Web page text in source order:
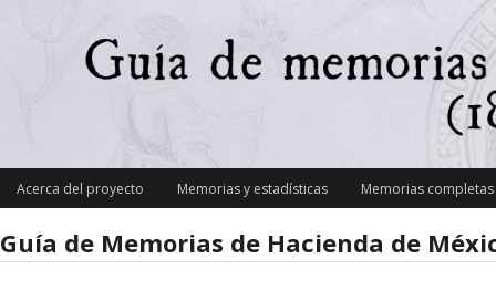
Acerca del proyecto Memorias y estadísticas Memorias
Guía de Memorias de Hacienda de